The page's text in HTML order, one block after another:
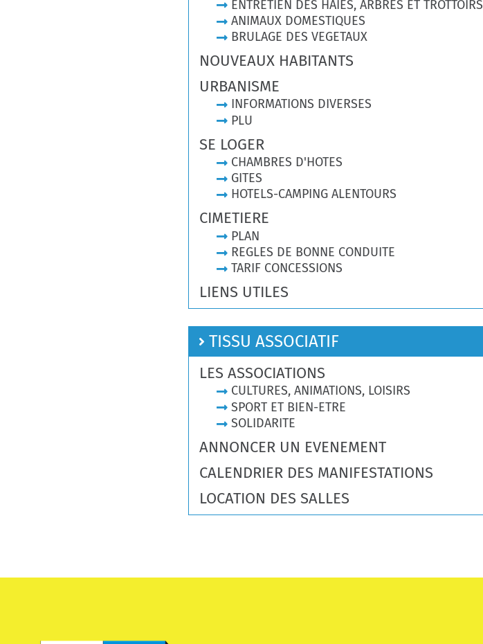
ENTRETIEN DES HAIES, ARBRES ET TROTTOIRS
ANIMAUX DOMESTIQUES
BRULAGE DES VEGETAUX
NOUVEAUX HABITANTS
URBANISME
INFORMATIONS DIVERSES
PLU
SE LOGER
CHAMBRES D'HOTES
GITES
HOTELS-CAMPING ALENTOURS
CIMETIERE
PLAN
REGLES DE BONNE CONDUITE
TARIF CONCESSIONS
LIENS UTILES
TISSU ASSOCIATIF
LES ASSOCIATIONS
CULTURES, ANIMATIONS, LOISIRS
SPORT ET BIEN-ETRE
SOLIDARITE
ANNONCER UN EVENEMENT
CALENDRIER DES MANIFESTATIONS
LOCATION DES SALLES